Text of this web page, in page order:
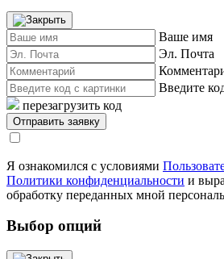
Ваше имя
Эл. Почта
Введите
перезагрузить код
Я ознакомился с условиями
Политики конфиденциальности и
обработку переданных мной
Выбор опций